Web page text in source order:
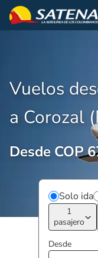
Vuelos
a Corozal
Desde COP
Solo ida
1
pasajero
Desde